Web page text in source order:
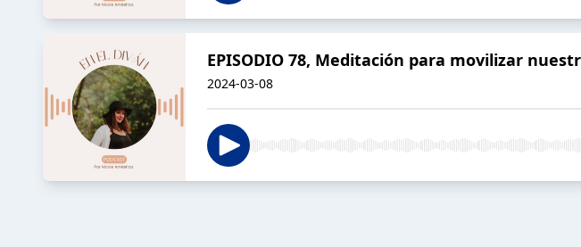
EPISODIO 78, Meditación para movilizar
2024-03-08